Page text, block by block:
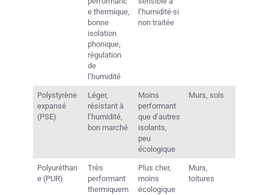
e thermique,
bonne
isolation
phonique,
régulation
de
l’humidité
l’humidité si
non traitée
Polystyrène
expansé
(PSE)
Léger,
résistant à
l’humidité,
bon marché
Moins
performant
que d’autres
isolants,
peu
écologique
Murs, sols
Polyuréthan
e (PUR)
Très
performant
thermiquem
Plus cher,
moins
écologique
Murs,
toitures